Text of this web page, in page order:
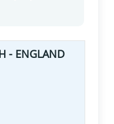
- ENGLAND